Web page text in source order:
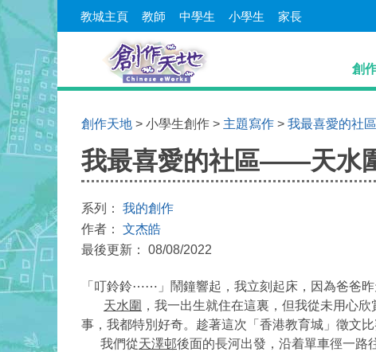
教城主頁 教師 中學生 小學生 家長
創
創作天地 > 小學生創作 > 主題寫作 > 我最喜愛的社區
我最喜愛的社區——天水
系列： 我的創作
作者： 文杰皓
最後更新： 08/08/2022
「叮鈴鈴⋯⋯」鬧鐘響起，我立刻起床，因為爸爸
天水圍 ，我一出生就住在這裏，但我從未用心
事，我都特別好奇。趁著這次「香港教育城」徵文
我們從天澤邨後面的長河出發，沿着單車徑一路